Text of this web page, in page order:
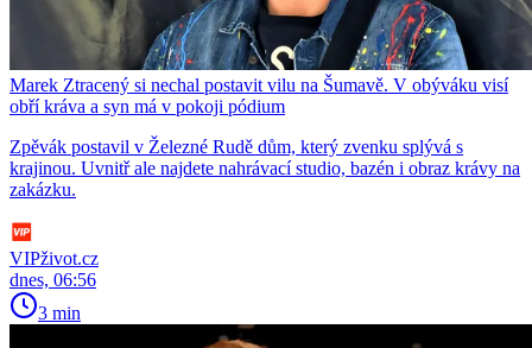
Marek Ztracený si nechal postavit vilu na Šumavě. V obýváku visí
obří kráva a syn má v pokoji pódium
Zpěvák postavil v Železné Rudě dům, který zvenku splývá s
krajinou. Uvnitř ale najdete nahrávací studio, bazén i obraz krávy na
zakázku.
VIPživot.cz
dnes, 06:56
3 min